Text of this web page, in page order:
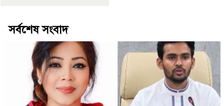
সর্বশেষ সংবাদ